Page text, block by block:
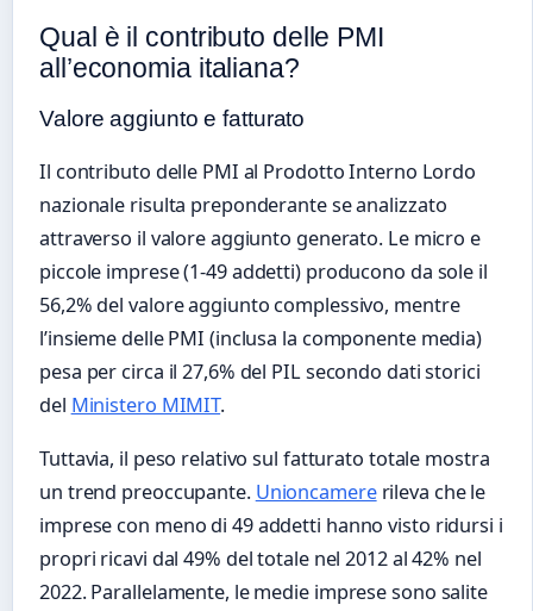
Qual è il contributo delle PMI
all’economia italiana?
Valore aggiunto e fatturato
Il contributo delle PMI al Prodotto Interno Lordo
nazionale risulta preponderante se analizzato
attraverso il valore aggiunto generato. Le micro e
piccole imprese (1-49 addetti) producono da sole il
56,2% del valore aggiunto complessivo, mentre
l’insieme delle PMI (inclusa la componente media)
pesa per circa il 27,6% del PIL secondo dati storici
del Ministero MIMIT.
Tuttavia, il peso relativo sul fatturato totale mostra
un trend preoccupante. Unioncamererileva che le
imprese con meno di 49 addetti hanno visto ridursi i
propri ricavi dal 49% del totale nel 2012 al 42% nel
2022. Parallelamente, le medie imprese sono salite